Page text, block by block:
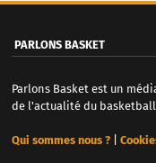
PARLONS BASKET
Parlons Basket est un
de l'actualité du basketball
Qui sommes nous ?|